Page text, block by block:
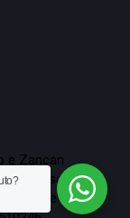
e Zancan
Fiscale e
al